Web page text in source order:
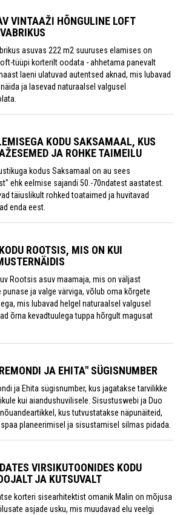
VINTAAŽI HÕNGULINE LOFT
asuvas 222 m2 suuruses elamises on
tüüpi korterilt oodata - ahhetama panevalt
laeni ulatuvad autentsed aknad, mis lubavad
ja lasevad naturaalsel valgusel
KODU SAKSAMAAL, KUS
JA ROHKE TAIMEILU
kodus Saksamaal on au sees
ehk eelmise sajandi 50.-70ndatest aastatest.
täiuslikult rohked toataimed ja huvitavad
enda eest.
ROOTSIS, MIS ON KUI
Rootsis asuv maamaja, mis on väljast
ja valge värviga, võlub oma kõrgete
mis lubavad helgel naturaalsel valgusel
õrna kevadtuulega tuppa hõrgult magusat
JA EHITA" SÜGISNUMBER
ja Ehita sügisnumber, kus jagatakse tarvilikke
kui aiandushuvilisele. Sisustuswebi ja Duo
kus tutvustatakse näpunäiteid,
planeerimisel ja sisustamisel silmas pidada.
VIRSIKUTOONIDES KODU
JA KUTSUVALT
korteri sisearhitektist omanik Malin on mõjusa
asjade usku, mis muudavad elu veelgi